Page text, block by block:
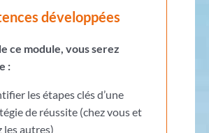
développées
ce module, vous serez
:
les étapes clés d’une
de réussite (chez vous et
les autres)